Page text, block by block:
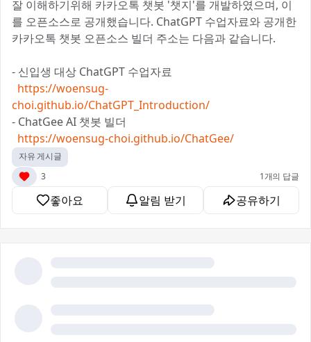
잘 이해하기위해 카카오톡 챗봇 '챗지'를 개발하였으며, 이
를 오픈소스로 공개했습니다. ChatGPT 수업자료와 공개한
카카오톡 챗봇 오픈소스 빌더 주소는 다음과 같습니다.
- 신입생 대상 ChatGPT 수업자료
https://woensug-
choi.github.io/ChatGPT_Introduction/
- ChatGee AI 챗봇 빌더
https://woensug-choi.github.io/ChatGee/
자유 게시글
3
1개의 답글
좋아요 알림 받기 공유하기